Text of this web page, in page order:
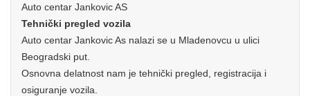
Auto centar Jankovic AS
Tehnički pregled vozila
Auto centar Jankovic As nalazi se u Mladenovcu u ulici
Beogradski put.
Osnovna delatnost nam je tehnički pregled, registracija i
osiguranje vozila.